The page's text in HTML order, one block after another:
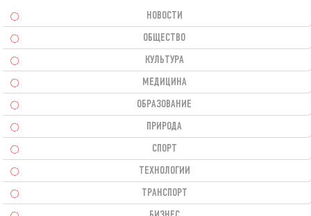
НОВОСТИ
ОБЩЕСТВО
КУЛЬТУРА
МЕДИЦИНА
ОБРАЗОВАНИЕ
ПРИРОДА
СПОРТ
ТЕХНОЛОГИИ
ТРАНСПОРТ